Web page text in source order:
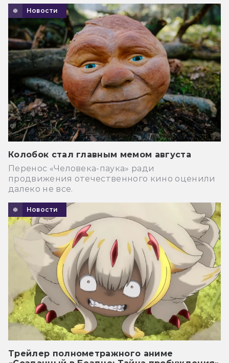
Новости
Колобок стал главным мемом августа
Перенос «Человека-паука» ради
продвижения отечественного кино оценили
далеко не все.
Новости
Трейлер полнометражного аниме